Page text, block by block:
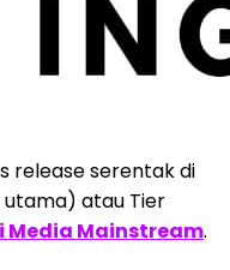
release serentak di
atau Tier
Media Mainstream.